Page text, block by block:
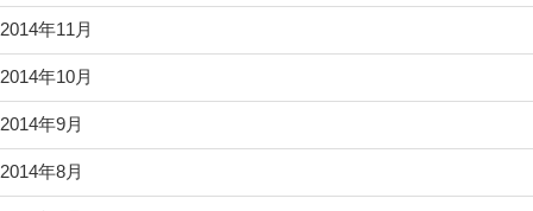
2014年11月
2014年10月
2014年9月
2014年8月